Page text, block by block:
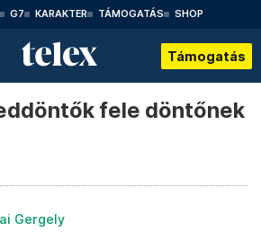
G7 KARAKTER TÁMOGATÁS SHOP
Támogatás
fele döntőnek
Gergely